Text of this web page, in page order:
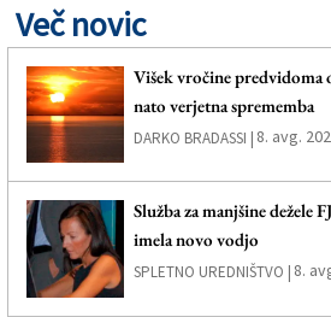
Več novic
Višek vročine predvidoma
nato verjetna sprememba
DARKO BRADASSI | 8. avg.
Služba za manjšine dežele
imela novo vodjo
SPLETNO UREDNIŠTVO | 8.